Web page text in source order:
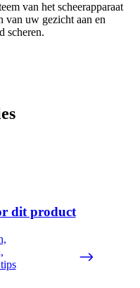
van het scheerapparaat
van uw gezicht aan en
scheren.
dit product